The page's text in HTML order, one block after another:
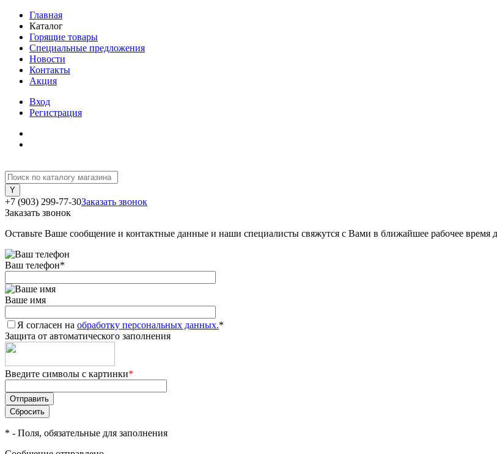
Главная
Каталог
Горящие товары
Специальные предложения
Новости
Контакты
Акция
Вход
Регистрация
+7 (903) 299-77-30Заказать звонок
Заказать звонок
Оставьте Ваше сообщение и контактные данные и наши специалисты свяжутся с Вами в ближайшее рабочее время
Ваш телефон*
Ваше имя
Я согласен на обработку персональных данных.*
Защита от автоматического заполнения
Введите символы с картинки*
* - Поля, обязательные для заполнения